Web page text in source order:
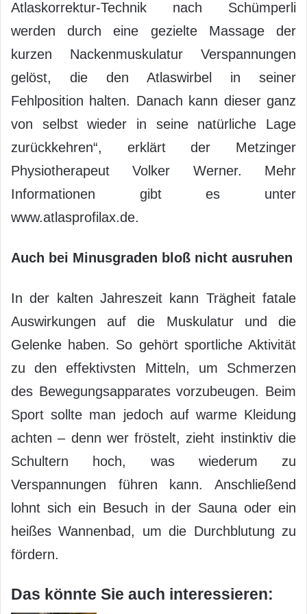
Atlaskorrektur-Technik nach Schümperli
werden durch eine gezielte Massage der
kurzen Nackenmuskulatur Verspannungen
gelöst, die den Atlaswirbel in seiner
Fehlposition halten. Danach kann dieser ganz
von selbst wieder in seine natürliche Lage
zurückkehren“, erklärt der Metzinger
Physiotherapeut Volker Werner. Mehr
Informationen gibt es unter
www.atlasprofilax.de.
Auch bei Minusgraden bloß nicht ausruhen
In der kalten Jahreszeit kann Trägheit fatale
Auswirkungen auf die Muskulatur und die
Gelenke haben. So gehört sportliche Aktivität
zu den effektivsten Mitteln, um Schmerzen
des Bewegungsapparates vorzubeugen. Beim
Sport sollte man jedoch auf warme Kleidung
achten – denn wer fröstelt, zieht instinktiv die
Schultern hoch, was wiederum zu
Verspannungen führen kann. Anschließend
lohnt sich ein Besuch in der Sauna oder ein
heißes Wannenbad, um die Durchblutung zu
fördern.
Das könnte Sie auch interessieren: